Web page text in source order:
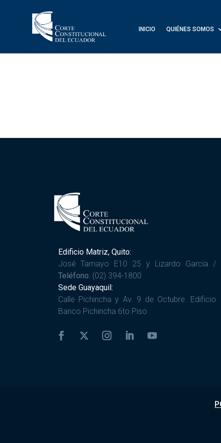
INICIO QUIÉNES SOMOS
Edificio Matriz, Quito:
José Tamayo E10 25 y Lizardo García /
Teléfono: (02) 394-1800
Sede Guayaquil:
Calle Pichincha y Av. 9 de Octubre. Edificio
Banco Pichincha 6to Piso